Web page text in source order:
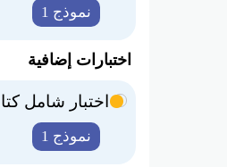
نموذج 1
اختبارات إضافية
اختبار شامل
نموذج 1